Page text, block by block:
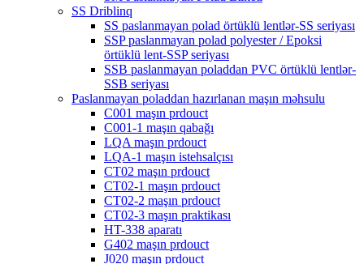
SS Driblinq
SS paslanmayan polad örtüklü lentlər-SS seriyası
SSP paslanmayan polad polyester / Epoksi
örtüklü lent-SSP seriyası
SSB paslanmayan poladdan PVC örtüklü lentlər-
SSB seriyası
Paslanmayan poladdan hazırlanan maşın məhsulu
C001 maşın prdouct
C001-1 maşın qabağı
LQA maşın prdouct
LQA-1 maşın istehsalçısı
CT02 maşın prdouct
CT02-1 maşın prdouct
CT02-2 maşın prdouct
CT02-3 maşın praktikası
HT-338 aparatı
G402 maşın prdouct
J020 maşın prdouct